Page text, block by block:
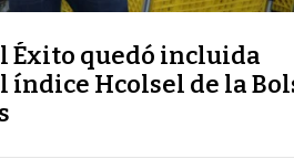
Éxito quedó incluida
índice Hcolsel de la